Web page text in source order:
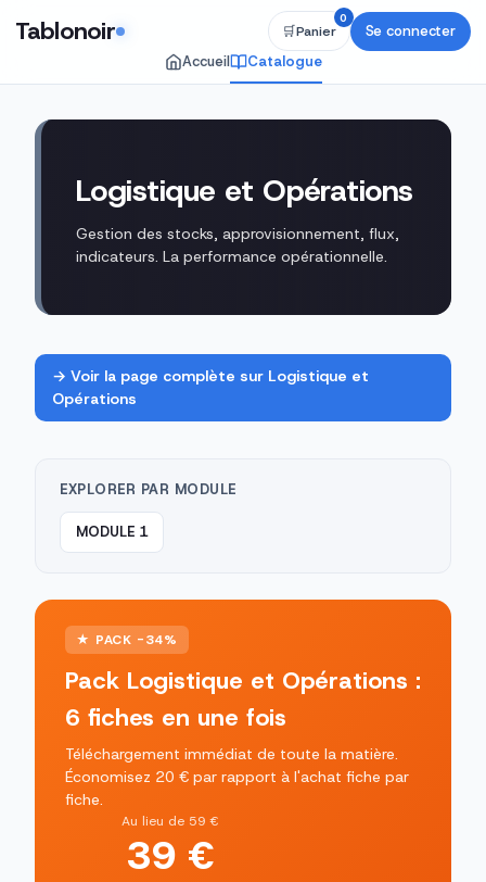
Tablonoir
Accueil Catalogue
🛒Panier
0
Se connecter
Logistique et Opérations · 6
Logistique et Opérations
Gestion des stocks, approvisionnement, flux,
indicateurs. La performance opérationnelle.
→ Voir la page complète sur Logistique et
Opérations
EXPLORER PAR MODULE
MODULE 1
★ PACK -34%
Pack Logistique et Opérations :
6 fiches en une fois
Téléchargement immédiat de toute la matière.
Économisez 20 € par rapport à l'achat fiche par
fiche.
Au lieu de 59 €
39 €